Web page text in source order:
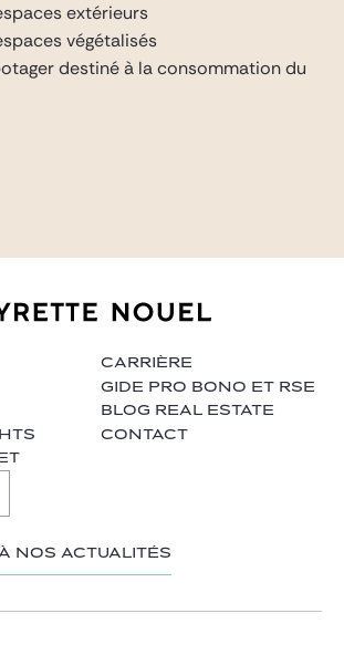
extérieurs
végétalisés
destiné à la consommation du
CARRIÈRE
GIDE PRO BONO ET RSE
BLOG REAL ESTATE
CONTACT
nos actualités